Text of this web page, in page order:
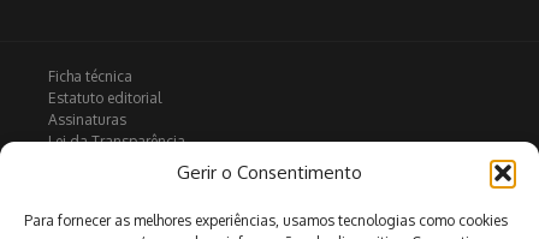
Gerir o Consentimento
Para fornecer as melhores experiências, usamos tecnologias como cookies
Ficha técnica
Estatuto editorial
Assinaturas
Lei da Transparência
Política de privacidade